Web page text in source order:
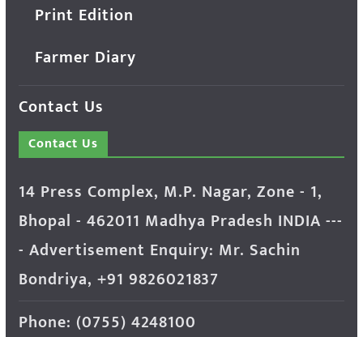
Print Edition
Farmer Diary
Contact Us
Contact Us
14 Press Complex, M.P. Nagar, Zone - 1,
Bhopal - 462011 Madhya Pradesh INDIA ---
- Advertisement Enquiry: Mr. Sachin
Bondriya, +91 9826021837
Phone: (0755) 4248100